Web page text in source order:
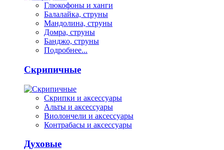
Глюкофоны и ханги
Балалайка, струны
Мандолина, струны
Домра, струны
Банджо, струны
Подробнее...
Скрипичные
Скрипки и аксессуары
Альты и аксессуары
Виолончели и аксессуары
Контрабасы и аксессуары
Духовые